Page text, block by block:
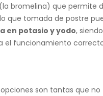
bromelina) que permite
que tomada de postre
en potasio y yodo,
el funcionamiento
son tantas que